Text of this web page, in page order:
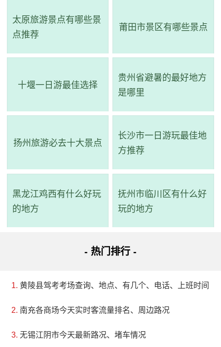
3、芝田宫
芝田宫位于福建省闽清坂东镇乾上村梅溪岸边，占地面
积800平方米。宫殿正面为三牌楼式门墙，正中是石框对开的
门，左右有圭形边门。正门间墙面上分别塑了青龙和白虎的
殿面阔五间，进深三间，采用抬梁式木构架和歇山顶。栋梁
新，构思巧妙。据传唐末王审知入闽时，他的四个将领陈翊
太原旅游景点有哪些景
点推荐
莆田市景区有哪些景点
十堰一日游最佳选择
贵州省避暑的最好地方
是哪里
扬州旅游必去十大景点
长沙市一日游玩最佳地
方推荐
黑龙江鸡西有什么好玩
的地方
抚州市临川区有什么好
玩的地方
- 热门排行 -
黄陵县驾考考场查询、地点、有几个、电话、上班时间
南充各商场今天实时客流量排名、周边路况
无锡江阴市今天最新路况、堵车情况